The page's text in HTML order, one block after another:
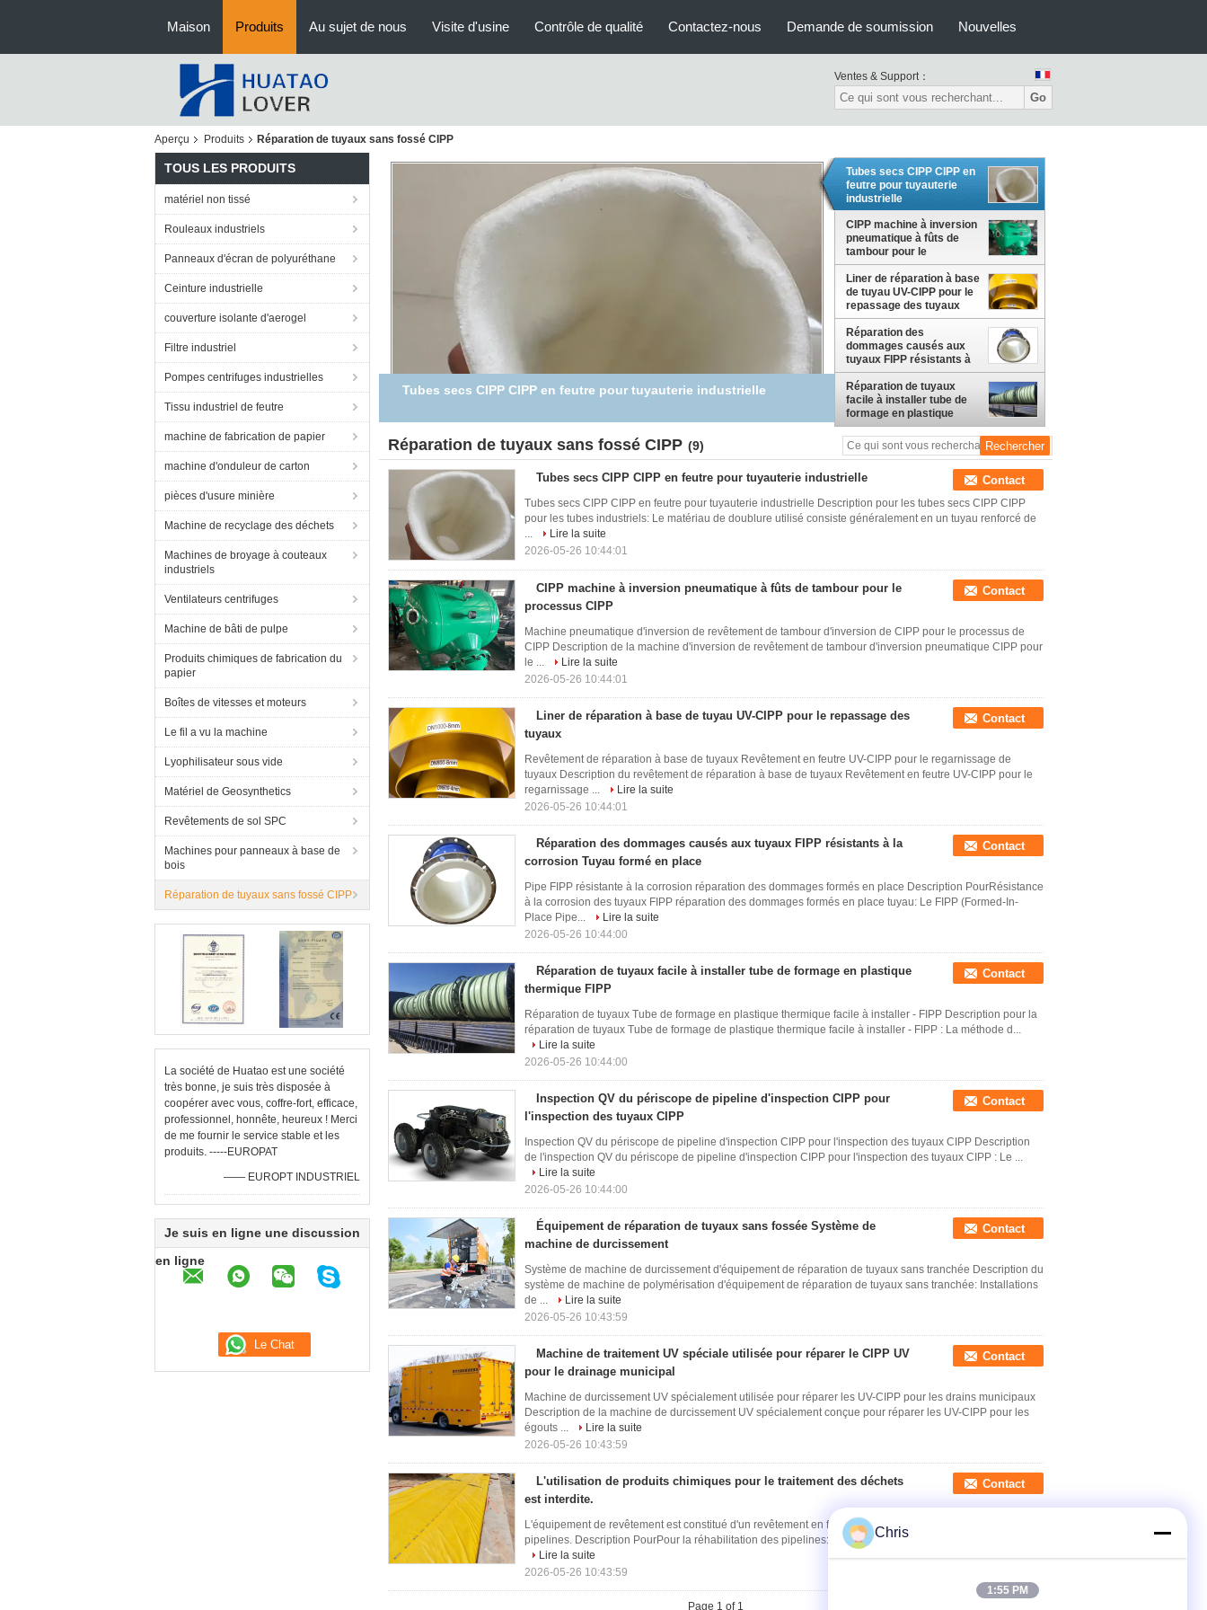
Maison Produits Au sujet de nous Visite d'usine Contrôle de qualité Contactez-nous Demande de soumission Nouvelles
Ventes & Support：
Go
Aperçu Produits Réparation de tuyaux sans fossé CIPP
TOUS LES PRODUITS
matériel non tissé
Rouleaux industriels
Panneaux d'écran de polyuréthane
Ceinture industrielle
couverture isolante d'aerogel
Filtre industriel
Pompes centrifuges industrielles
Tissu industriel de feutre
machine de fabrication de papier
machine d'onduleur de carton
pièces d'usure minière
Machine de recyclage des déchets
Machines de broyage à couteaux
industriels
Ventilateurs centrifuges
Machine de bâti de pulpe
Produits chimiques de fabrication du
papier
Boîtes de vitesses et moteurs
Le fil a vu la machine
Lyophilisateur sous vide
Matériel de Geosynthetics
Revêtements de sol SPC
Machines pour panneaux à base de
bois
Réparation de tuyaux sans fossé CIPP
La société de Huatao est une société
très bonne, je suis très disposée à
coopérer avec vous, coffre-fort, efficace,
professionnel, honnête, heureux ! Merci
de me fournir le service stable et les
produits. -----EUROPAT
—— EUROPT INDUSTRIEL
Je suis en ligne une discussion
en ligne
CIPP machine à inversion pneumatique à fûts de tambour pour le
Tubes secs CIPP CIPP en
feutre pour tuyauterie
industrielle
CIPP machine à inversion
pneumatique à fûts de
tambour pour le
processus CIPP
Liner de réparation à base
de tuyau UV-CIPP pour le
repassage des tuyaux
Réparation des
dommages causés aux
tuyaux FIPP résistants à
la corrosion Tuyau formé
en place
Réparation de tuyaux
facile à installer tube de
formage en plastique
thermique FIPP
Réparation de tuyaux sans fossé CIPP (9)
Tubes secs CIPP CIPP en feutre pour tuyauterie industrielle Contact
Tubes secs CIPP CIPP en feutre pour tuyauterie industrielle Description pour les tubes secs CIPP CIPP
pour les tubes industriels: Le matériau de doublure utilisé consiste généralement en un tuyau renforcé de
...
Lire la suite
2026-05-26 10:44:01
CIPP machine à inversion pneumatique à fûts de tambour pour le
processus CIPP
Contact
Machine pneumatique d'inversion de revêtement de tambour d'inversion de CIPP pour le processus de
CIPP Description de la machine d'inversion de revêtement de tambour d'inversion pneumatique CIPP pour
le ...
Lire la suite
2026-05-26 10:44:01
Liner de réparation à base de tuyau UV-CIPP pour le repassage des
tuyaux
Contact
Revêtement de réparation à base de tuyaux Revêtement en feutre UV-CIPP pour le regarnissage de
tuyaux Description du revêtement de réparation à base de tuyaux Revêtement en feutre UV-CIPP pour le
regarnissage ...
Lire la suite
2026-05-26 10:44:01
Réparation des dommages causés aux tuyaux FIPP résistants à la
corrosion Tuyau formé en place
Contact
Pipe FIPP résistante à la corrosion réparation des dommages formés en place Description PourRésistance
à la corrosion des tuyaux FIPP réparation des dommages formés en place tuyau: Le FIPP (Formed-In-
Place Pipe...
Lire la suite
2026-05-26 10:44:00
Réparation de tuyaux facile à installer tube de formage en plastique
thermique FIPP
Contact
Réparation de tuyaux Tube de formage en plastique thermique facile à installer - FIPP Description pour la
réparation de tuyaux Tube de formage de plastique thermique facile à installer - FIPP : La méthode d...
Lire la suite
2026-05-26 10:44:00
Inspection QV du périscope de pipeline d'inspection CIPP pour
l'inspection des tuyaux CIPP
Contact
Inspection QV du périscope de pipeline d'inspection CIPP pour l'inspection des tuyaux CIPP Description
de l'inspection QV du périscope de pipeline d'inspection CIPP pour l'inspection des tuyaux CIPP : Le ...
Lire la suite
2026-05-26 10:44:00
Équipement de réparation de tuyaux sans fossée Système de
machine de durcissement
Contact
Système de machine de durcissement d'équipement de réparation de tuyaux sans tranchée Description du
système de machine de polymérisation d'équipement de réparation de tuyaux sans tranchée: Installations
de ...
Lire la suite
2026-05-26 10:43:59
Machine de traitement UV spéciale utilisée pour réparer le CIPP UV
pour le drainage municipal
Contact
Machine de durcissement UV spécialement utilisée pour réparer les UV-CIPP pour les drains municipaux
Description de la machine de durcissement UV spécialement conçue pour réparer les UV-CIPP pour les
égouts ...
Lire la suite
2026-05-26 10:43:59
L'utilisation de produits chimiques pour le traitement des déchets
est interdite.
Contact
L'équipement de revêtement est constitué d'un revêtement en feutre UV-CIPP pour la réhabilitation des
pipelines. Description PourPour la réhabilitation des pipelines: Il s'agit d'une technique complète de r...
Lire la suite
2026-05-26 10:43:59
Page 1 of 1
Chris
1:55 PM